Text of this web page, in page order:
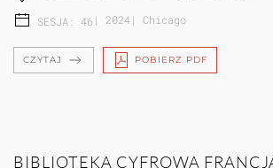
SESJA: 46 | 2024| Chicago
CZYTAJ POBIERZ PDF
BIBLIOTEKA CYFROWA